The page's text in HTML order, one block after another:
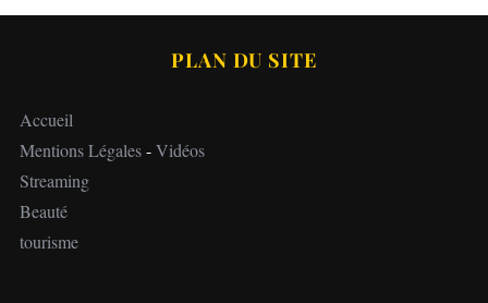
PLAN DU SITE
Accueil
Mentions Légales-Vidéos
Streaming
Beauté
tourisme